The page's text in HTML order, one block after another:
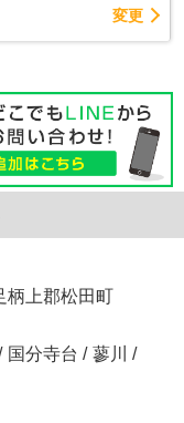
変更
柄上郡松田町
国分寺台 / 蓼川 /